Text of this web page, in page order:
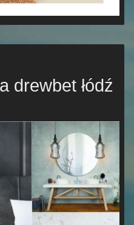
drewbet łódź